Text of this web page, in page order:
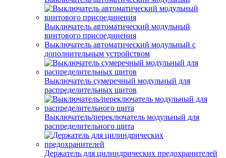
Выключатель автоматический модульный
винтового присоединения
Выключатель автоматический модульный с
дополнительным устройством
Выключатель сумеречный модульный для
распределительных щитов
Выключатель/переключатель модульный для
распределительного щита
Держатель для цилиндрических предохранителей